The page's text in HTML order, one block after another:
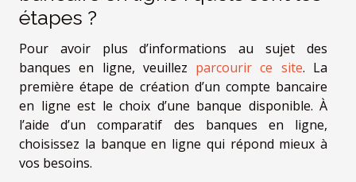
étapes ?
Pour avoir plus d’informations au sujet des
banques en ligne, veuillez parcourir ce site. La
première étape de création d’un compte bancaire
en ligne est le choix d’une banque disponible. À
l’aide d’un comparatif des banques en ligne,
choisissez la banque en ligne qui répond mieux à
vos besoins.